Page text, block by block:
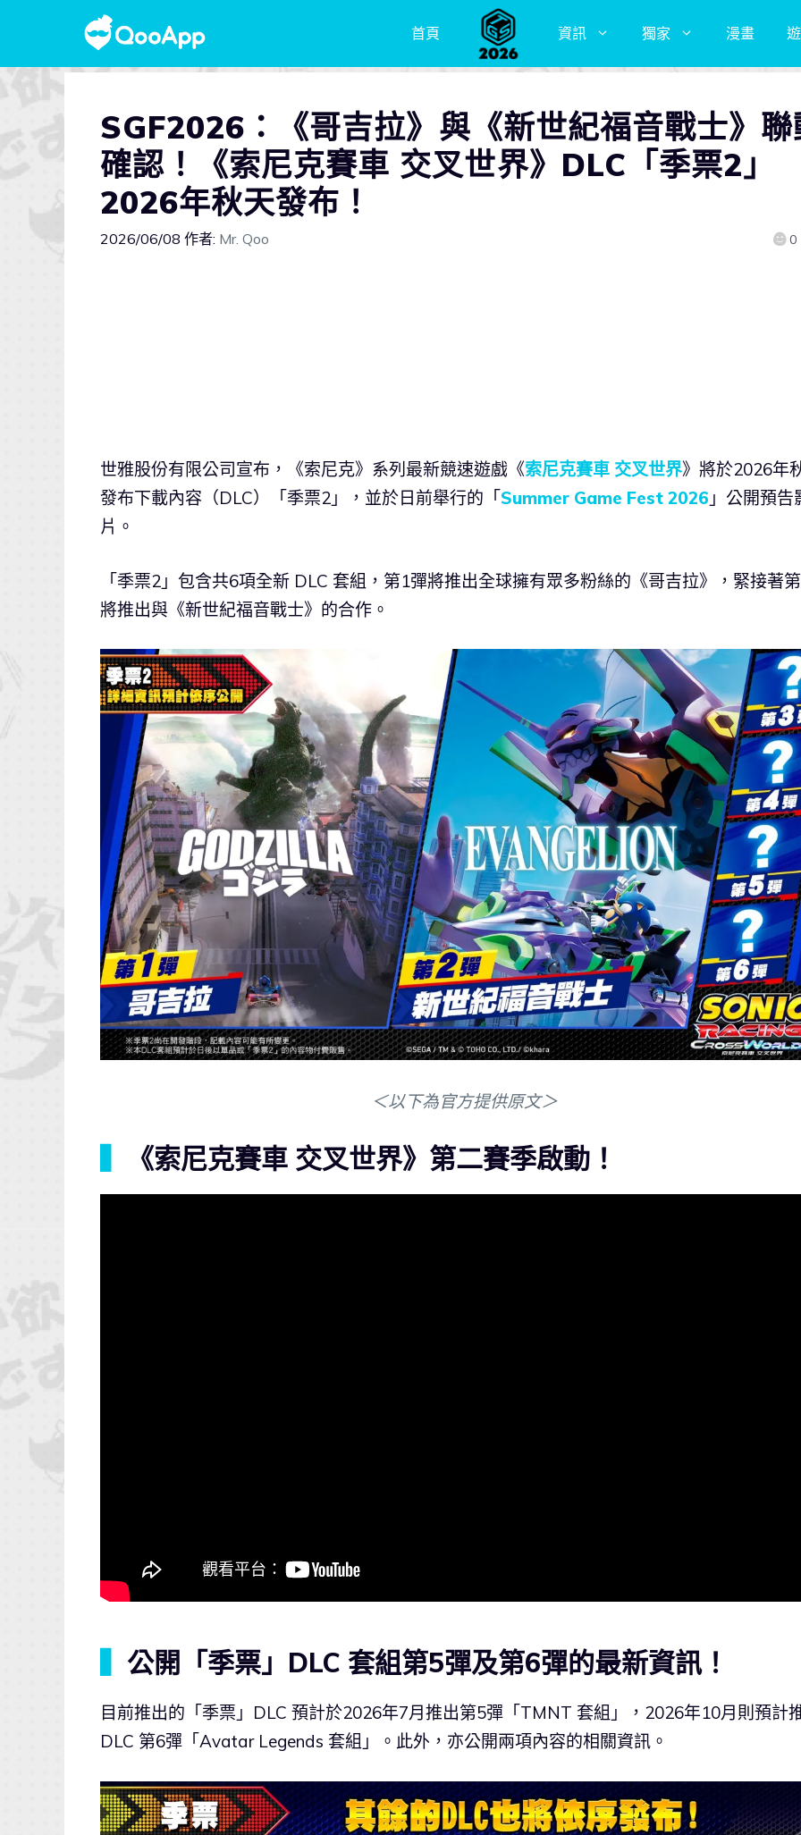
首頁 資訊 獨家 漫畫
SGF2026：《哥吉拉》與《新世紀福音戰士》聯
確認！《索尼克賽車 交叉世界》DLC「季票2」
2026年秋天發布！
2026/06/08 作者: Mr. Qoo 0
世雅股份有限公司宣布，《索尼克》系列最新競速遊戲《索尼克賽車 交叉世界》將於2026年
發布下載內容（DLC）「季票2」，並於日前舉行的「Summer Game Fest 2026 」公開預告
片。
「季票2」包含共6項全新 DLC 套組，第1彈將推出全球擁有眾多粉絲的《哥吉拉》，緊接著
將推出與《新世紀福音戰士》的合作。
＜以下為官方提供原文＞
《索尼克賽車 交叉世界》第二賽季啟動！
公開「季票」DLC 套組第5彈及第6彈的最新資訊！
目前推出的「季票」DLC 預計於2026年7月推出第5彈「TMNT 套組」，2026年10月則預計
DLC 第6彈「Avatar Legends 套組」。此外，亦公開兩項內容的相關資訊。